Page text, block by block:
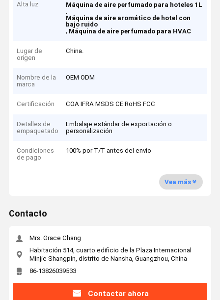
Alta luz
Máquina de aire perfumado para hoteles 1L
,
Máquina de aire aromático de hotel con
bajo ruido
, Máquina de aire perfumado para HVAC
Lugar de
origen
China.
Nombre de la
marca
OEM ODM
Certificación COA IFRA MSDS CE RoHS FCC
Detalles de
empaquetado
Embalaje estándar de exportación o
personalización
Condiciones
de pago
100% por T/T antes del envío
Vea más
Contacto
Mrs. Grace Chang
Habitación 514, cuarto edificio de la Plaza Internacional
Minjie Shangpin, distrito de Nansha, Guangzhou, China
86-13826039533
Contactar ahora